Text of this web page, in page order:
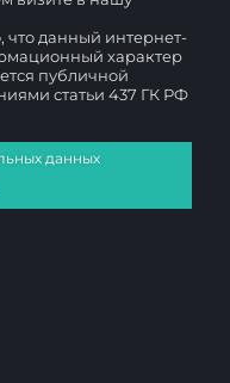
что данный интернет-
характер
публичной
статьи 437 ГК РФ
данных